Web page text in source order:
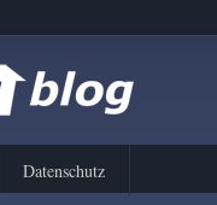
Datenschutz